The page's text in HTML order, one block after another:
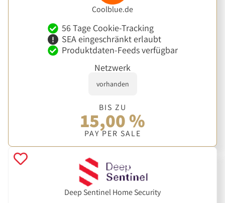
Coolblue.de
56 Tage Cookie-Tracking
SEA eingeschränkt erlaubt
Produktdaten-Feeds verfügbar
Netzwerk
vorhanden
BIS ZU
15,00 %
PAY PER SALE
Deep Sentinel Home Security